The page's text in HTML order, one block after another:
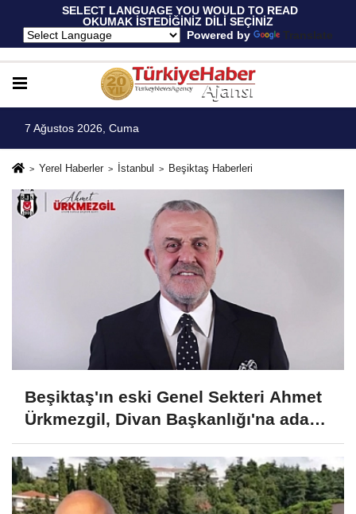
SELECT LANGUAGE YOU WOULD TO READ
OKUMAK İSTEDİĞİNİZ DİLİ SEÇİNİZ
Powered by
Translate
7 Ağustos 2026, Cuma
Yerel Haberler İstanbul Beşiktaş Haberleri
Beşiktaş'ın eski Genel Sekteri Ahmet
Ürkmezgil, Divan Başkanlığı'na aday
oldu